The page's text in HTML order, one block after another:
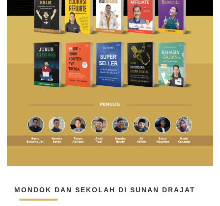
MONDOK DAN SEKOLAH DI SUNAN DRAJAT